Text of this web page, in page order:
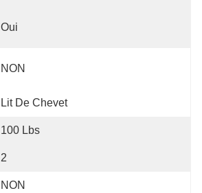
Oui
NON
Lit De Chevet
100 Lbs
2
NON